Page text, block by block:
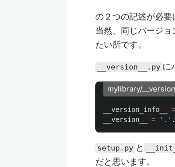
の２つの記述が必要
当然、同じバージ
たい所です。
__version__.py に
mylibrary/
__version_info__ =
__version__
= ' . ' .
setup.py と
だと思います。